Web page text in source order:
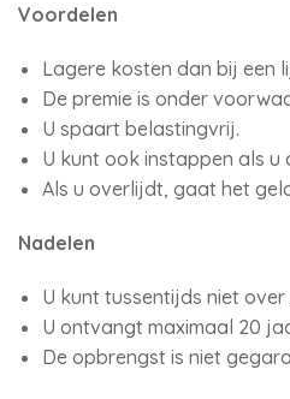
Voordelen
Lagere kosten dan bij een
De premie is onder
U spaart belastingvrij.
U kunt ook instappen als u
Als u overlijdt, gaat het
Nadelen
U kunt tussentijds niet
U ontvangt maximaal 20
De opbrengst is niet